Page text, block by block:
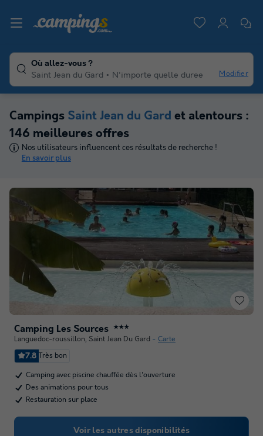
Où allez-vous ?
Saint Jean du Gard
N'importe quelle duree Modifier
Campings Saint Jean du Gard et alentours :
146 meilleures offres
Nos utilisateurs influencent ces résultats de recherche !
En savoir plus
Camping Les Sources ★★★
Languedoc-roussillon, Saint Jean Du Gard Carte
7.8 Très bon
Camping avec piscine chauffée dès l'ouverture
Des animations pour tous
Restauration sur place
Voir les autres disponibilités